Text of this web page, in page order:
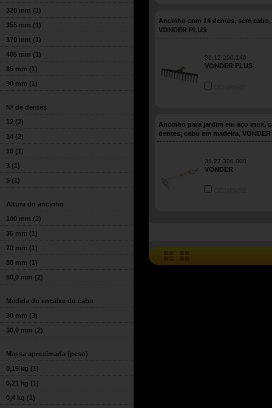
320 mm (1)
355 mm (1)
370 mm (1)
405 mm (1)
85 mm (1)
90 mm (1)
Nº de dentes
12 (2)
14 (2)
16 (1)
3 (1)
5 (1)
Altura do ancinho
100 mm (2)
35 mm (1)
70 mm (1)
80 mm (1)
80,0 mm (2)
Medida do encaixe do cabo
30 mm (3)
30,0 mm (2)
Massa aproximada (peso)
0,15 kg (1)
0,21 kg (1)
0,4 kg (1)
Ancinho com 14 dentes, sem cabo,
VONDER PLUS
31.12.200.140
VONDER PLUS
Ancinho para jardim em aço inox,
dentes, cabo em madeira, VONDER
31.27.300.000
VONDER